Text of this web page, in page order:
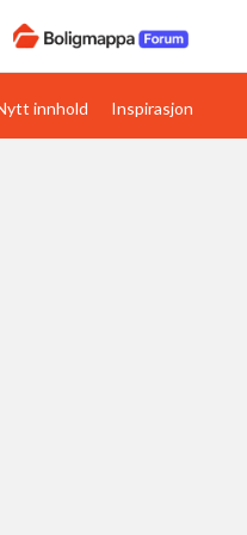
Boligens papirer
innhold Inspirasjon